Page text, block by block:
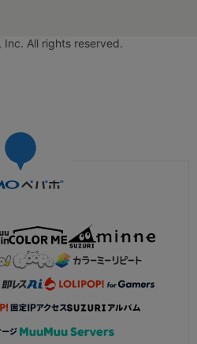
All rights reserved.